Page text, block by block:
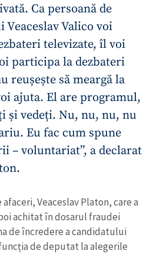
Ca persoană de
Veaceslav Valico voi
televizate, îl voi
participa la dezbateri
reușește să meargă la
ajuta. El are programul,
și vedeți. Nu, nu, nu, nu
Eu fac cum spune
– voluntariat”, a declarat
Veaceslav Platon, care a
achitat în dosarul fraudei
de încredere a candidatului
de deputat la alegerile